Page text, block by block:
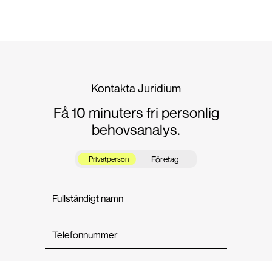
Kontakta Juridium
Få 10 minuters fri personlig
behovsanalys.
Privatperson Företag